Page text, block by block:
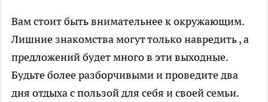
Вам стоит быть внимательнее к окружающим.
Лишние знакомства могут только навредить , а
предложений будет много в эти выходные.
Будьте более разборчивыми и проведите два
дня отдыха с пользой для себя и своей семьи.